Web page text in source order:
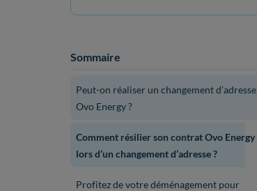
Sommaire
Peut-on réaliser un changement d’adresse
Ovo Energy ?
Comment résilier son contrat Ovo Energy
lors d’un changement d’adresse ?
Profitez de votre déménagement pour